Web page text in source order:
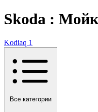
Skoda :
Kodiaq 1
Все категории